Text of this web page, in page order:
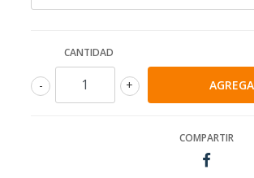
CANTIDAD
+
-
COMPARTIR